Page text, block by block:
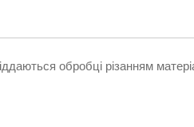
обробці різанням